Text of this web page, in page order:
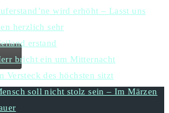
wird erhöht – Lasst uns
herzlich sehr
erstand
bricht ein um Mitternacht
Versteck des höchsten sitzt
soll nicht stolz sein – Im Märzen